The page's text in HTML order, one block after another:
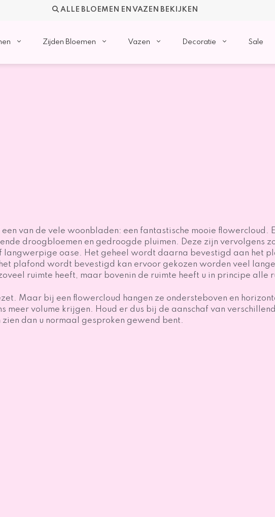
ALLE BLOEMEN EN VAZEN BEKIJKEN
Zijden Bloemen Vazen Decoratie Sale
van de vele woonbladen: een fantastische mooie flowercloud.
droogbloemen en gedroogde pluimen. Deze zijn vervolgens
langwerpige oase. Het geheel wordt daarna bevestigd aan het
plafond wordt bevestigd kan ervoor gekozen worden veel
ruimte heeft, maar bovenin de ruimte heeft u in principe alle
Maar bij een flowercloud hangen ze ondersteboven en
meer volume krijgen. Houd er dus bij de aanschaf van
dan u normaal gesproken gewend bent.